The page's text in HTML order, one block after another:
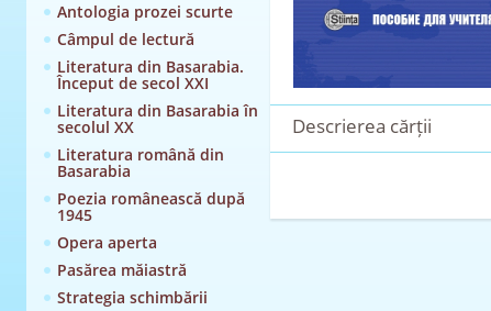
Antologia prozei scurte
Câmpul de lectură
Literatura din Basarabia.
Început de secol XXI
Literatura din Basarabia în
secolul XX
Literatura română din
Basarabia
Poezia românească după
1945
Opera aperta
Pasărea măiastră
Strategia schimbării
Descrierea cărții